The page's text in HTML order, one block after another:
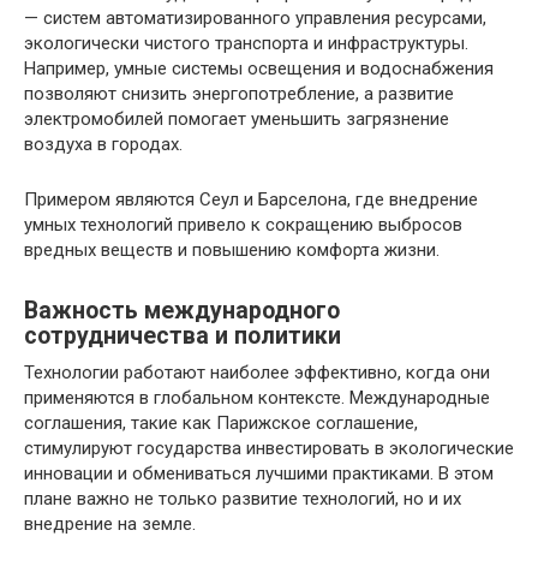
— систем автоматизированного управления ресурсами,
экологически чистого транспорта и инфраструктуры.
Например, умные системы освещения и водоснабжения
позволяют снизить энергопотребление, а развитие
электромобилей помогает уменьшить загрязнение
воздуха в городах.
Примером являются Сеул и Барселона, где внедрение
умных технологий привело к сокращению выбросов
вредных веществ и повышению комфорта жизни.
Важность международного
сотрудничества и политики
Технологии работают наиболее эффективно, когда они
применяются в глобальном контексте. Международные
соглашения, такие как Парижское соглашение,
стимулируют государства инвестировать в экологические
инновации и обмениваться лучшими практиками. В этом
плане важно не только развитие технологий, но и их
внедрение на земле.